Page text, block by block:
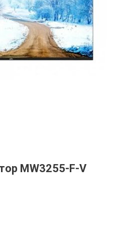
MW3255-F-V